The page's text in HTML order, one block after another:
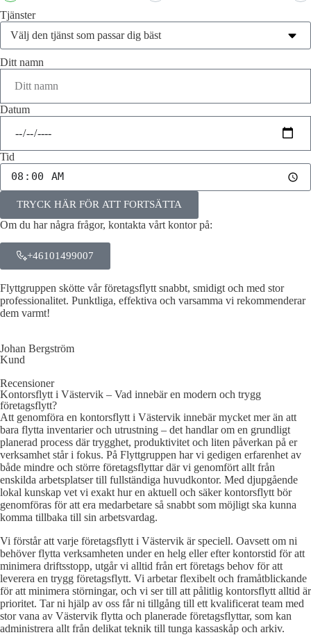
Tjänster
Ditt namn
Datum
Tid
TRYCK HÄR FÖR ATT FORTSÄTTA
Om du har några frågor, kontakta vårt kontor på:
+46101499007
Flyttgruppen skötte vår företagsflytt snabbt, smidigt och med stor
professionalitet. Punktliga, effektiva och varsamma vi rekommenderar
dem varmt!
Johan Bergström
Kund
Recensioner
Kontorsflytt i Västervik – Vad innebär en modern och trygg
företagsflytt?
Att genomföra en kontorsflytt i Västervik innebär mycket mer än att
bara flytta inventarier och utrustning – det handlar om en grundligt
planerad process där trygghet, produktivitet och liten påverkan på er
verksamhet står i fokus. På Flyttgruppen har vi gedigen erfarenhet av
både mindre och större företagsflyttar där vi genomfört allt från
enskilda arbetsplatser till fullständiga huvudkontor. Med djupgående
lokal kunskap vet vi exakt hur en aktuell och säker kontorsflytt bör
genomföras för att era medarbetare så snabbt som möjligt ska kunna
komma tillbaka till sin arbetsvardag.
Vi förstår att varje företagsflytt i Västervik är speciell. Oavsett om ni
behöver flytta verksamheten under en helg eller efter kontorstid för att
minimera driftsstopp, utgår vi alltid från ert företags behov för att
leverera en trygg företagsflytt. Vi arbetar flexibelt och framåtblickande
för att minimera störningar, och vi ser till att pålitlig kontorsflytt alltid är
prioritet. Tar ni hjälp av oss får ni tillgång till ett kvalificerat team med
stor vana av Västervik flytta och planerade företagsflyttar, som kan
administrera allt från delikat teknik till tunga kassaskåp och arkiv.